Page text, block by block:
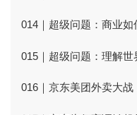
014｜超级问题：商业如
015｜超级问题：理解世
016｜京东美团外卖大战